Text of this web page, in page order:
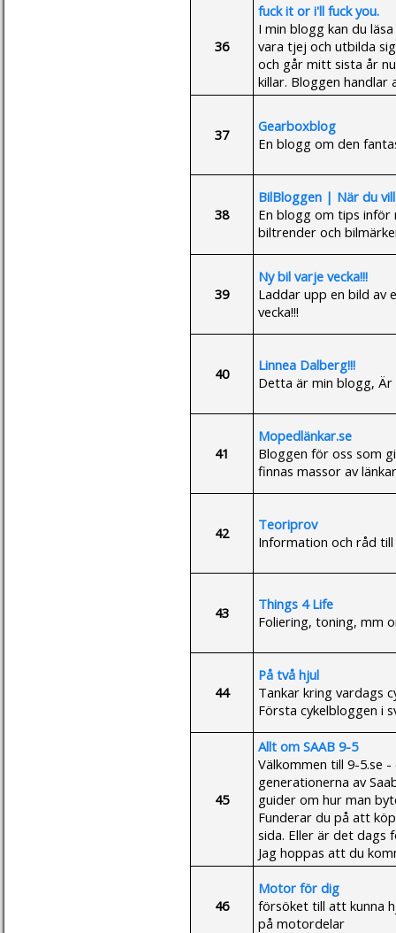
36
fuck it or i'll fuck you.
I min blogg kan du
vara tjej och utbilda
och går mitt sista år
killar. Bloggen handlar
37
Gearboxblog
En blogg om den
38
BilBloggen | När du
En blogg om tips inför
biltrender och
39
Ny bil varje vecka!!!
Laddar upp en bild av
vecka!!!
40
Linnea Dalberg!!!
Detta är min blogg,
41
Mopedlänkar.se
Bloggen för oss som
finnas massor av
42
Teoriprov
Information och råd
43
Things 4 Life
Foliering, toning, mm
44
På två hjul
Tankar kring vardags
Första cykelbloggen i
45
Allt om SAAB 9-5
Välkommen till 9-5.se
generationerna av
guider om hur man
Funderar du på att
sida. Eller är det dags
Jag hoppas att du
46
Motor för dig
försöket till att kunna
på motordelar